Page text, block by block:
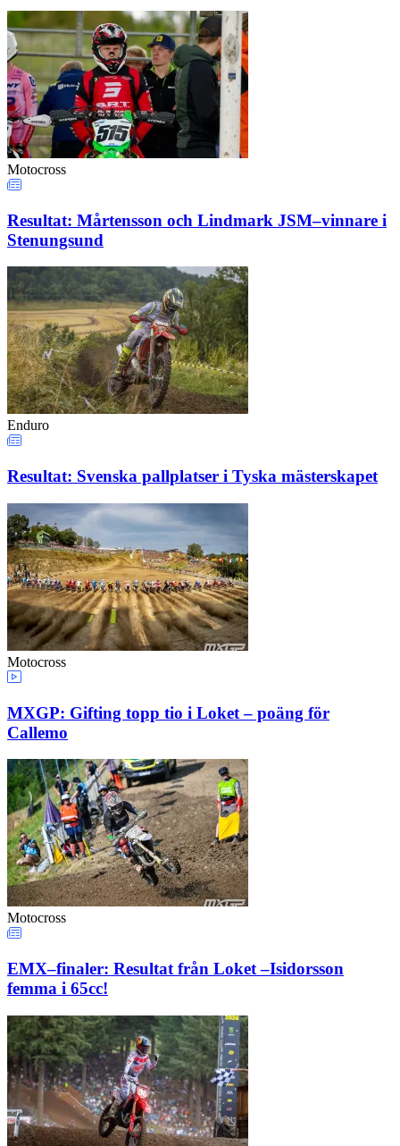
Motocross
Resultat: Mårtensson och Lindmark JSM–vinnare i
Stenungsund
Enduro
Resultat: Svenska pallplatser i Tyska mästerskapet
Motocross
MXGP: Gifting topp tio i Loket – poäng för
Callemo
Motocross
EMX–finaler: Resultat från Loket –Isidorsson
femma i 65cc!